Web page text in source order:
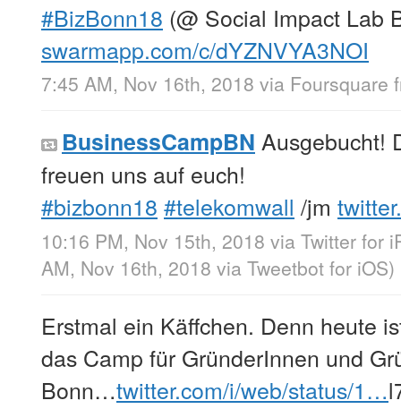
#BizBonn18 (@ Social Impact Lab
swarmapp.com/c/dYZNVYA3NOI
7:45 AM, Nov 16th, 2018 via Foursquare
BusinessCampBN Ausgebucht!
freuen uns auf euch!
#bizbonn18 #telekomwall /jm
10:16 PM, Nov 15th, 2018 via Twitter for
AM, Nov 16th, 2018 via Tweetbot for iΟS)
Erstmal ein Käffchen. Denn heute
das Camp für GründerInnen und
Bonn…twitter.com/i/web/status/1…